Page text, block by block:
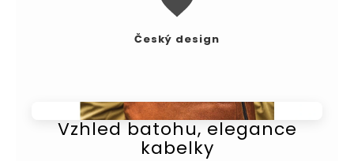
Český design
Vzhled batohu, elegance
kabelky